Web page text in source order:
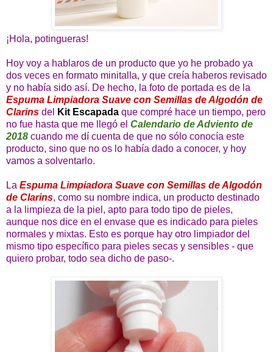
¡Hola, potingueras!
Hoy voy a hablaros de un producto que yo he probado ya
dos veces en formato minitalla, y que creía haberos revisado
y no había sido así. De hecho, la foto de portada es de la
Espuma Limpiadora Suave con Semillas de Algodón de
Clarins del Kit Escapada que compré hace un tiempo, pero
no fue hasta que me llegó el Calendario de Adviento de
2018 cuando me dí cuenta de que no sólo conocía este
producto, sino que no os lo había dado a conocer, y hoy
vamos a solventarlo.
La Espuma Limpiadora Suave con Semillas de Algodón
de Clarins, como su nombre indica, un producto destinado
a la limpieza de la piel, apto para todo tipo de pieles,
aunque nos dice en el envase que es indicado para pieles
normales y mixtas. Esto es porque hay otro limpiador del
mismo tipo específico para pieles secas y sensibles - que
quiero probar, todo sea dicho de paso-.